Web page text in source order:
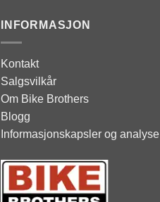
INFORMASJON
Kontakt
Salgsvilkår
Om Bike Brothers
Blogg
Informasjonskapsler og analyse